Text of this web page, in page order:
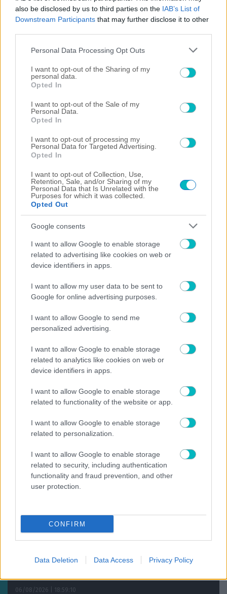
also be disclosed by us to third parties on the IAB’s List of
Downstream Participants that may further disclose it to other
Please note that this website/app uses one or more Google
not limited to your visit or usage behaviour. You may click to
grant or deny consent to Google and its third-party tags to
use your data for below specified purposes in below Google
consent section.
Personal Data Processing Opt Outs
I want to opt-out of the Sharing of my
personal data.
Opted In
I want to opt-out of the Sale of my
Personal Data.
Opted In
I want to opt-out of processing my
Personal Data for Targeted Advertising.
Opted In
I want to opt-out of Collection, Use,
Retention, Sale, and/or Sharing of my
Personal Data that Is Unrelated with the
Purposes for which it was collected.
Opted Out
Google consents
I want to allow Google to enable storage
related to advertising like cookies on web or
device identifiers in apps.
I want to allow my user data to be sent to
Google for online advertising purposes.
I want to allow Google to send me
personalized advertising.
I want to allow Google to enable storage
related to analytics like cookies on web or
device identifiers in apps.
I want to allow Google to enable storage
related to functionality of the website or app.
I want to allow Google to enable storage
related to personalization.
I want to allow Google to enable storage
related to security, including authentication
functionality and fraud prevention, and other
user protection.
CONFIRM
Data Deletion Data Access Privacy Policy
ΟΦΗ: Ξεκαθαρίζει για Αποστολάκη ενόψει ΑΕΚ
06/08/2026 | 20:10:17
SUPER LEAGUE
«Πρώτη» για Γκαρσία στον Παναθηναϊκό
SUPER LEAGUE 2
06/08/2026 | 19:51:04
ΔΙΕΘΝΗ
Με Ζίβκοβιτς η ενδεκάδα του ΠΑΟΚ κόντρα στην Άντερλεχτ
SUPER LEAGUE ,
ΔΙΕΘΝΗ
Ολυμπιακός: Επίσημα στην Ρίβερ Πλέιτ ο Ορτέγκα
06/08/2026 | 19:34:05
ΧΑΝΤΜΠΟΛ ΑΕΚ
Η ΑΕΚ ανανέωσε Ρεσέντε!
06/08/2026 | 19:31:04
Οι λάτιν προσθήκες συνεχίζονται στον Λεβαδειακό
ΠΟΔΟΣΦΑΙΡΟ ΑΕΚ
Οι «αποκαλύψεις» του Βιτάλις: «Γκολ ή ασίστ;», το
παρατσούκλι και το είδωλό του (VIDEO)
Γ΄ ΕΘΝΙΚΗ
06/08/2026 | 18:59:10